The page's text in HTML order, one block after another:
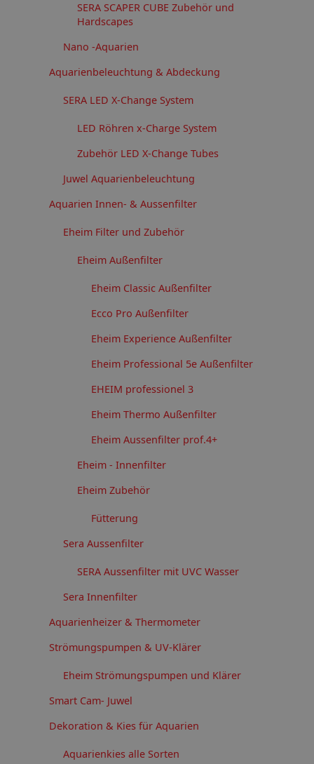
SERA SCAPER CUBE Zubehör und
Hardscapes
Nano -Aquarien
Aquarienbeleuchtung & Abdeckung
SERA LED X-Change System
LED Röhren x-Charge System
Zubehör LED X-Change Tubes
Juwel Aquarienbeleuchtung
Aquarien Innen- & Aussenfilter
Eheim Filter und Zubehör
Eheim Außenfilter
Eheim Classic Außenfilter
Ecco Pro Außenfilter
Eheim Experience Außenfilter
Eheim Professional 5e Außenfilter
EHEIM professionel 3
Eheim Thermo Außenfilter
Eheim Aussenfilter prof.4+
Eheim - Innenfilter
Eheim Zubehör
Fütterung
Sera Aussenfilter
SERA Aussenfilter mit UVC Wasser
Sera Innenfilter
Aquarienheizer & Thermometer
Strömungspumpen & UV-Klärer
Eheim Strömungspumpen und Klärer
Smart Cam- Juwel
Dekoration & Kies für Aquarien
Aquarienkies alle Sorten